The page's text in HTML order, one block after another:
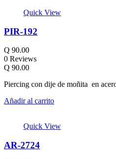
Quick View
PIR-192
Q 90.00
0 Reviews
Q 90.00
Piercing con dije de moñita en
Añadir al carrito
Quick View
AR-2724